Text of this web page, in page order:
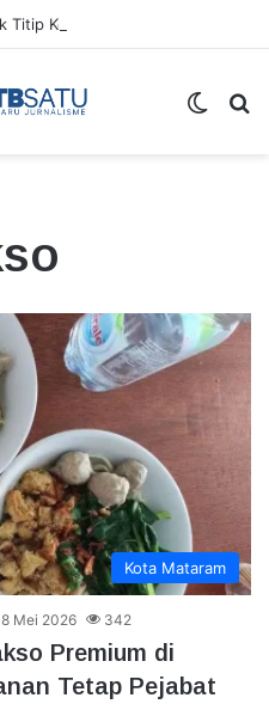
Kota Mataram
8 Mei 2026 342
Premium di
Tetap Pejabat